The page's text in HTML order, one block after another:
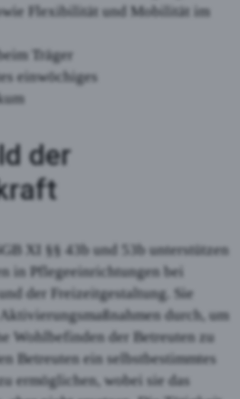
Flexibilität und Mobilität im
Träger
einwöchiges
der
XI §§ 43b und 53b unterstützen
in Pflegeeinrichtungen bei
der Freizeitgestaltung. Sie
durch, um
Wohlbefinden der Betreuten zu
Betreuten ein selbstbestimmtes
ermöglichen, wobei sie das